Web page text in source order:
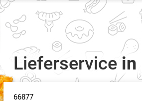
Lieferservice in